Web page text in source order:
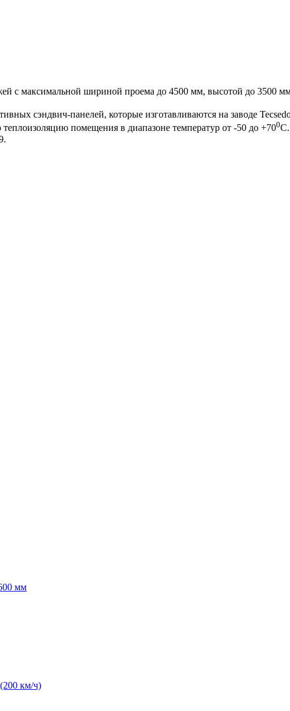
с максимальной шириной проема до 4500 мм, высотой до 3500
сэндвич-панелей, которые изготавливаются на заводе
помещения в диапазоне температур от -50 до +700С.
мм
км/ч)